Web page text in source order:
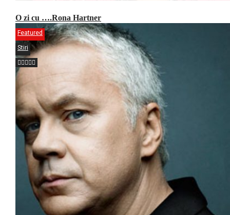
O zi cu ….Rona Hartner
Featured
Stiri